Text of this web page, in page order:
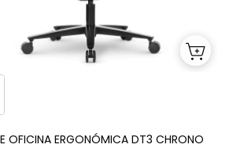
OFICINA ERGONÓMICA DT3 CHRONO